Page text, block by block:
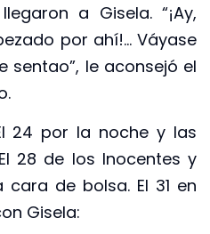
a Gisela. “¡Ay,
por ahí!… Váyase
sentao”, le aconsejó el
24 por la noche y las
28 de los Inocentes y
cara de bolsa. El 31 en
Gisela: